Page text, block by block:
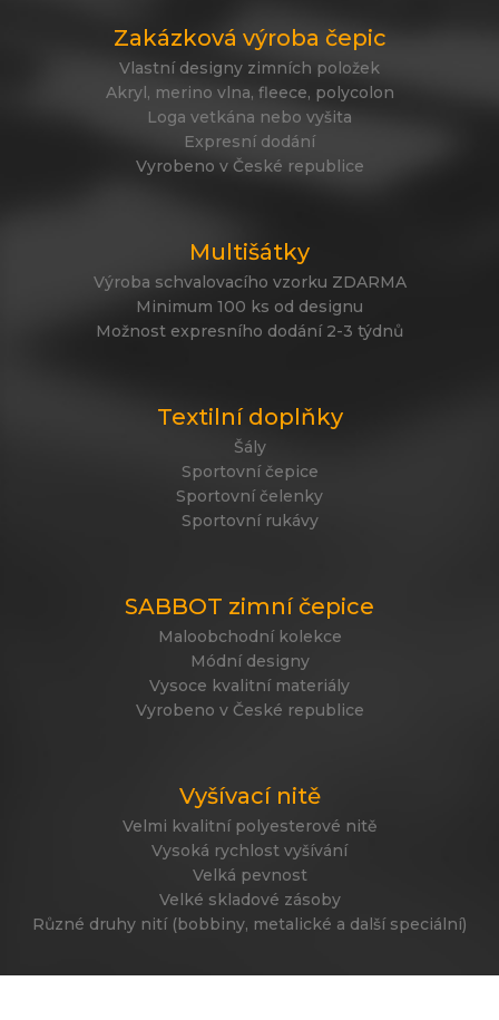
Zakázková výroba čepic
Vlastní designy zimních položek
Akryl, merino vlna, fleece, polycolon
Loga vetkána nebo vyšita
Expresní dodání
Vyrobeno v České republice
Multišátky
Výroba schvalovacího vzorku ZDARMA
Minimum 100 ks od designu
Možnost expresního dodání 2-3 týdnů
Textilní doplňky
Šály
Sportovní čepice
Sportovní čelenky
Sportovní rukávy
SABBOT zimní čepice
Maloobchodní kolekce
Módní designy
Vysoce kvalitní materiály
Vyrobeno v České republice
Vyšívací nitě
Velmi kvalitní polyesterové nitě
Vysoká rychlost vyšívání
Velká pevnost
Velké skladové zásoby
Různé druhy nití (bobbiny, metalické a další speciální)